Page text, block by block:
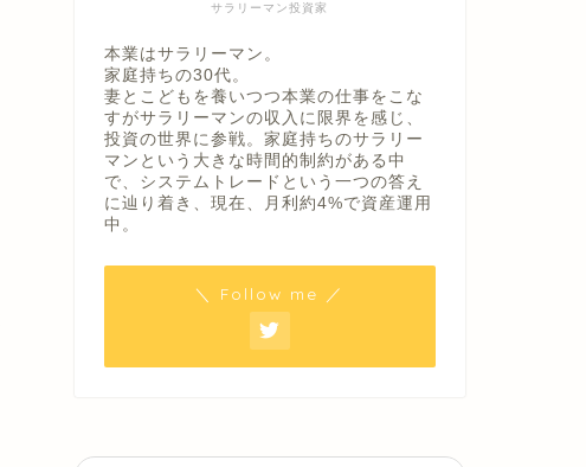
サラリーマン投資家
本業はサラリーマン。
家庭持ちの30代。
妻とこどもを養いつつ本業の仕事をこな
すがサラリーマンの収入に限界を感じ、
投資の世界に参戦。家庭持ちのサラリー
マンという大きな時間的制約がある中
で、システムトレードという一つの答え
に辿り着き、現在、月利約4%で資産運用
中。
＼ Follow me ／